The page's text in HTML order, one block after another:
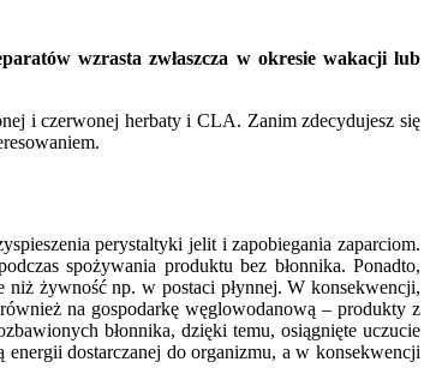
wzrasta zwłaszcza w okresie wakacji lub
i czerwonej herbaty i CLA. Zanim zdecydujesz się
perystaltyki jelit i zapobiegania zaparciom.
spożywania produktu bez błonnika. Ponadto,
żywność np. w postaci płynnej. W konsekwencji,
na gospodarkę węglowodanową – produkty z
błonnika, dzięki temu, osiągnięte uczucie
energii dostarczanej do organizmu, a w konsekwencji